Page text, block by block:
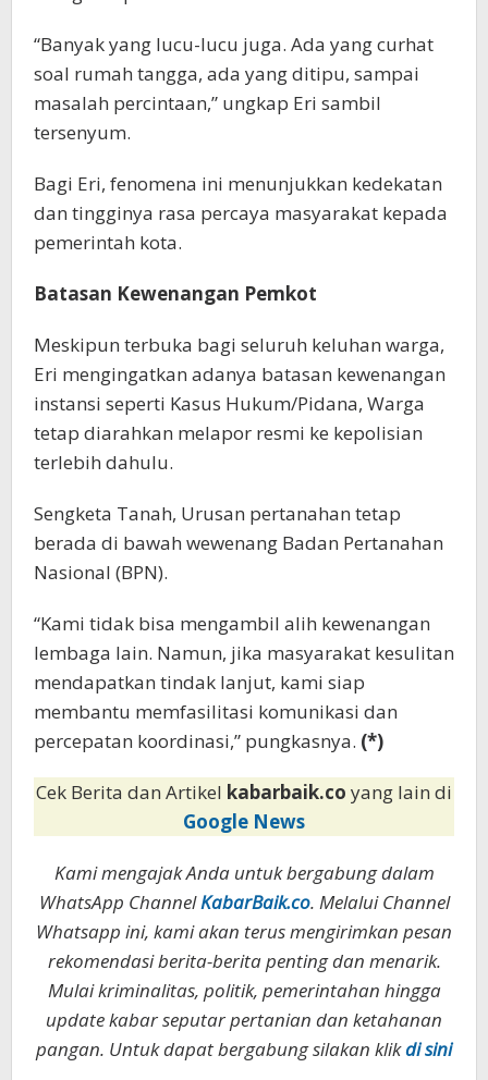
“Banyak yang lucu-lucu juga. Ada yang curhat
soal rumah tangga, ada yang ditipu, sampai
masalah percintaan,” ungkap Eri sambil
tersenyum.
Bagi Eri, fenomena ini menunjukkan kedekatan
dan tingginya rasa percaya masyarakat kepada
pemerintah kota.
Batasan Kewenangan Pemkot
Meskipun terbuka bagi seluruh keluhan warga,
Eri mengingatkan adanya batasan kewenangan
instansi seperti Kasus Hukum/Pidana, Warga
tetap diarahkan melapor resmi ke kepolisian
terlebih dahulu.
Sengketa Tanah, Urusan pertanahan tetap
berada di bawah wewenang Badan Pertanahan
Nasional (BPN).
“Kami tidak bisa mengambil alih kewenangan
lembaga lain. Namun, jika masyarakat kesulitan
mendapatkan tindak lanjut, kami siap
membantu memfasilitasi komunikasi dan
percepatan koordinasi,” pungkasnya. (*)
Cek Berita dan Artikel kabarbaik.co yang lain di
Google News
Kami mengajak Anda untuk bergabung dalam
WhatsApp ChannelKabarBaik.co. Melalui Channel
Whatsapp ini, kami akan terus mengirimkan pesan
rekomendasi berita-berita penting dan menarik.
Mulai kriminalitas, politik, pemerintahan hingga
update kabar seputar pertanian dan ketahanan
pangan. Untuk dapat bergabung silakan klikdi sini